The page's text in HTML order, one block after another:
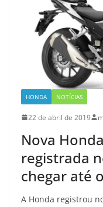
HONDA NOTÍCIAS
22 de abril de 2019
Nova
registrada
chegar até
A Honda registrou